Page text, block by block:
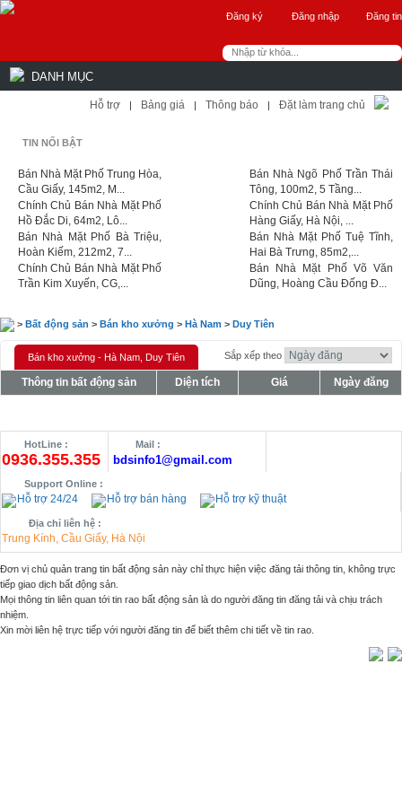
Đăng ký Đăng nhập Đăng tin
DANH MỤC
Hỗ trợ | Bảng giá | Thông báo | Đặt làm trang chủ
TIN NỔI BẬT
Bán Nhà Mặt Phố Trung Hòa,
Cầu Giấy, 145m2, M...
Chính Chủ Bán Nhà Mặt Phố
Hồ Đắc Di, 64m2, Lô...
Bán Nhà Mặt Phố Bà Triệu,
Hoàn Kiếm, 212m2, 7...
Chính Chủ Bán Nhà Mặt Phố
Trần Kim Xuyến, CG,...
Bán Nhà Ngõ Phố Trần Thái
Tông, 100m2, 5 Tầng...
Chính Chủ Bán Nhà Mặt Phố
Hàng Giấy, Hà Nội, ...
Bán Nhà Mặt Phố Tuệ Tĩnh,
Hai Bà Trưng, 85m2,...
Bán Nhà Mặt Phố Võ Văn
Dũng, Hoàng Cầu Đống Đ...
> Bất động sản > Bán kho xưởng > Hà Nam > Duy Tiên
Bán kho xưởng - Hà Nam, Duy Tiên Sắp xếp theo
Thông tin bất động sản Diện tích Giá Ngày đăng
HotLine :
0936.355.355
Mail :
bdsinfo1@gmail.com
Support Online :
Hỗ trợ 24/24 Hỗ trợ bán hàng Hỗ trợ kỹ thuật
Địa chỉ liên hệ :
Trung Kính, Cầu Giấy, Hà Nội
Đơn vị chủ quản trang tin bất động sản này chỉ thực hiện việc đăng tải thông tin, không trực
tiếp giao dịch bất động sản.
Mọi thông tin liên quan tới tin rao bất động sản là do người đăng tin đăng tải và chịu trách
nhiệm.
Xin mời liên hệ trực tiếp với người đăng tin để biết thêm chi tiết về tin rao.